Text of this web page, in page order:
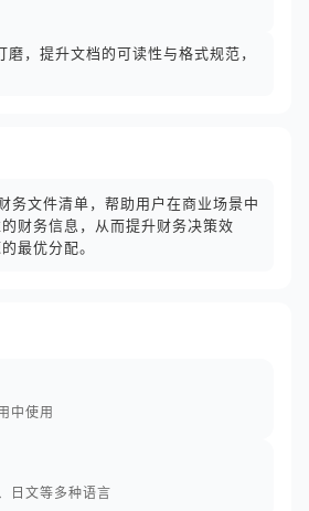
，提升文档的可读性与格式规范，
务文件清单，帮助用户在商业场景中
财务信息，从而提升财务决策效
最优分配。
中使用
日文等多种语言